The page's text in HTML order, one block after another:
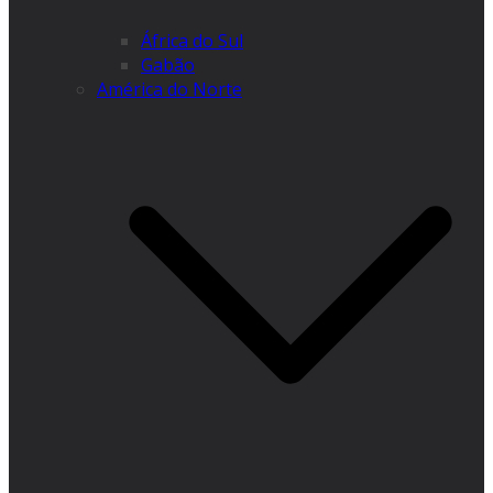
África do Sul
Gabão
América do Norte